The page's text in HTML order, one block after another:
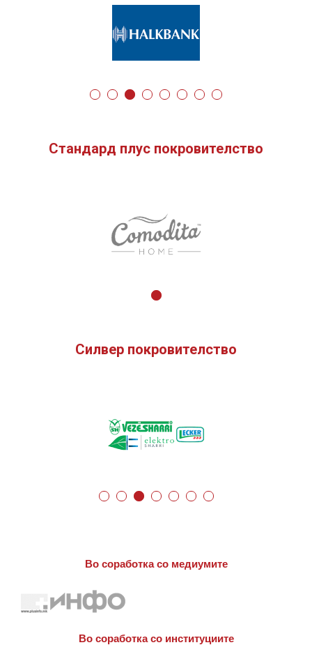
Стандард плус покровителство
Силвер покровителство
Во соработка со медиумите
Во соработка со институциите